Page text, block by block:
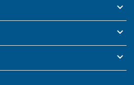
keyboard_arrow_down
keyboard_arrow_down
keyboard_arrow_down